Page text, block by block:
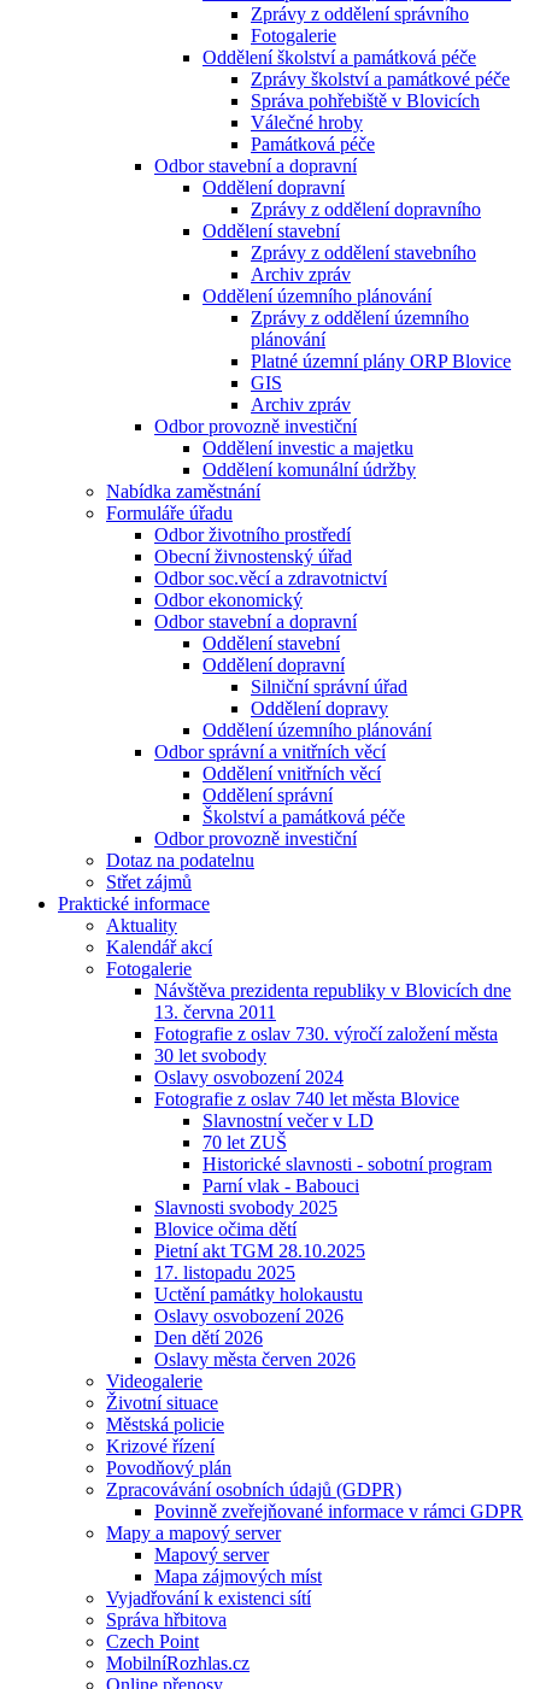
Zprávy z oddělení správního
Fotogalerie
Oddělení školství a památková péče
Zprávy školství a památkové péče
Správa pohřebiště v Blovicích
Válečné hroby
Památková péče
Odbor stavební a dopravní
Oddělení dopravní
Zprávy z oddělení dopravního
Oddělení stavební
Zprávy z oddělení stavebního
Archiv zpráv
Oddělení územního plánování
Zprávy z oddělení územního
plánování
Platné územní plány ORP Blovice
GIS
Archiv zpráv
Odbor provozně investiční
Oddělení investic a majetku
Oddělení komunální údržby
Nabídka zaměstnání
Formuláře úřadu
Odbor životního prostředí
Obecní živnostenský úřad
Odbor soc.věcí a zdravotnictví
Odbor ekonomický
Odbor stavební a dopravní
Oddělení stavební
Oddělení dopravní
Silniční správní úřad
Oddělení dopravy
Oddělení územního plánování
Odbor správní a vnitřních věcí
Oddělení vnitřních věcí
Oddělení správní
Školství a památková péče
Odbor provozně investiční
Dotaz na podatelnu
Střet zájmů
Praktické informace
Aktuality
Kalendář akcí
Fotogalerie
Návštěva prezidenta republiky v Blovicích dne
13. června 2011
Fotografie z oslav 730. výročí založení města
30 let svobody
Oslavy osvobození 2024
Fotografie z oslav 740 let města Blovice
Slavnostní večer v LD
70 let ZUŠ
Historické slavnosti - sobotní program
Parní vlak - Babouci
Slavnosti svobody 2025
Blovice očima dětí
Pietní akt TGM 28.10.2025
17. listopadu 2025
Uctění památky holokaustu
Oslavy osvobození 2026
Den dětí 2026
Oslavy města červen 2026
Videogalerie
Životní situace
Městská policie
Krizové řízení
Povodňový plán
Zpracovávání osobních údajů (GDPR)
Povinně zveřejňované informace v rámci GDPR
Mapy a mapový server
Mapový server
Mapa zájmových míst
Vyjadřování k existenci sítí
Správa hřbitova
Czech Point
MobilníRozhlas.cz
Online přenosy